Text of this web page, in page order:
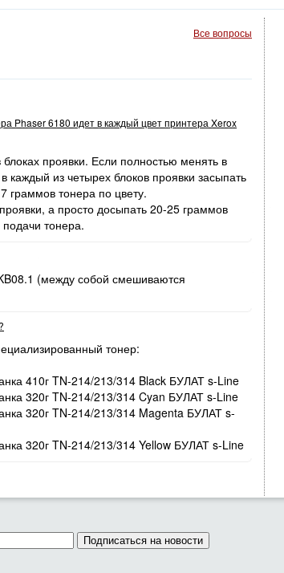
Все вопросы
Phaser 6180 идет в каждый цвет принтера Xerox
проявки. Если полностью менять в
из четырех блоков проявки засыпать
граммов тонера по цвету.
а просто досыпать 20-25 граммов
тонера.
(между собой смешиваются
тонер:
410г TN-214/213/314 Black БУЛАТ s-Line
320г TN-214/213/314 Cyan БУЛАТ s-Line
320г TN-214/213/314 Magenta БУЛАТ s-
320г TN-214/213/314 Yellow БУЛАТ s-Line
Подписаться на новости